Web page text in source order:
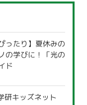
ったり】夏休みの
の学びに！「光の
ド
研キッズネット